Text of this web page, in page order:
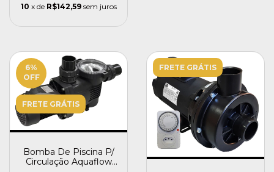
10 x de R$142,59 sem juros
6%
OFF
FRETE GRÁTIS
Bomba De Piscina P/
Circulação Aquaflow
FRETE GRÁTIS